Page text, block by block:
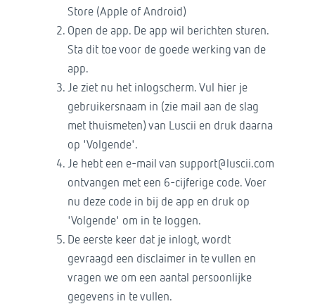
Store (Apple of Android)
Open de app. De app wil berichten sturen.
Sta dit toe voor de goede werking van de
app.
Je ziet nu het inlogscherm. Vul hier je
gebruikersnaam in (zie mail aan de slag
met thuismeten) van Luscii en druk daarna
op 'Volgende'.
Je hebt een e-mail van support@luscii.com
ontvangen met een 6-cijferige code. Voer
nu deze code in bij de app en druk op
'Volgende' om in te loggen.
De eerste keer dat je inlogt, wordt
gevraagd een disclaimer in te vullen en
vragen we om een aantal persoonlijke
gegevens in te vullen.